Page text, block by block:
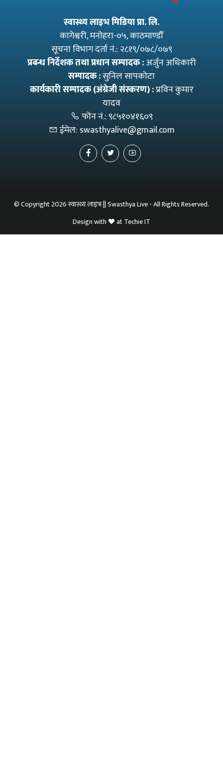
स्वास्थ्य लाइभ मिडिया प्रा. लि.
कागेश्वरी, मनाेहरा-०५, काठमाण्डौँ
सूचना विभाग दर्ता नं.: २८१९/०७८/०७९
प्रबन्ध निर्देशक तथा प्रधान सम्पादक :अर्जुन अधिकारी
सम्पादक :सुनिल सापकोटा
कार्यकारी सम्पादक (अंग्रेजी संस्करण) :प्रविन कुमार
यादव
फोन नं.:९८५१०४१६०९
ईमेल: swasthyalive@gmail.com
© Copyright 2026 स्वास्थ्य लाइभ || Swasthya Live - All Rights Reserved.
Design with
atTechie IT